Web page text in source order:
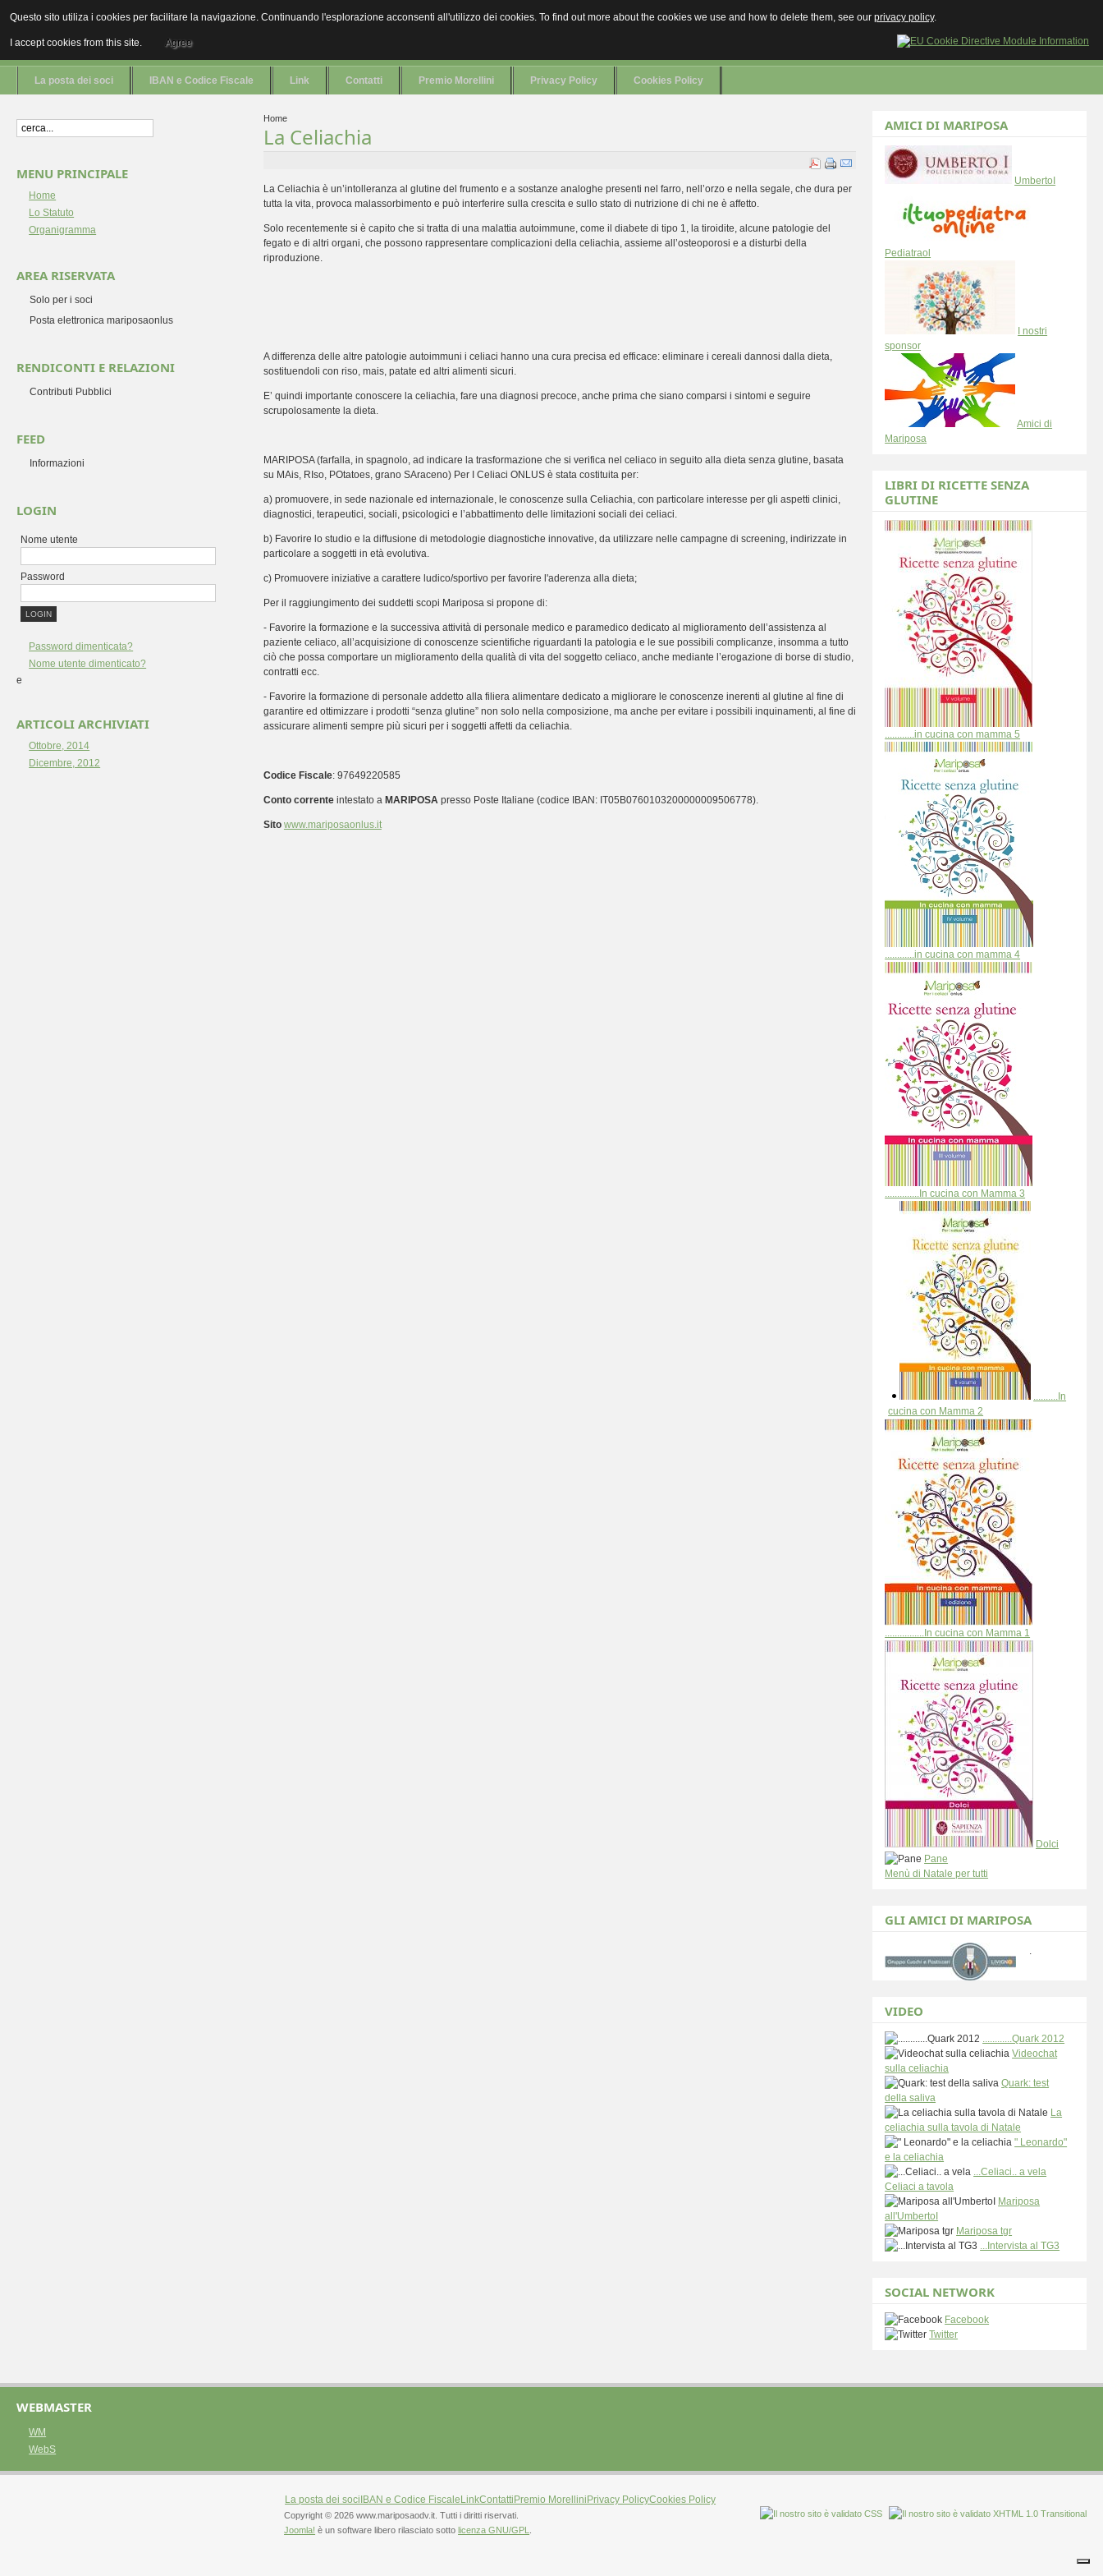
CONOSCERE LA CELIACHIA
Sani senza il glutine
La posta dei soci IBAN e Codice Fiscale Link Contatti Premio Morellini Privacy Policy Cookies Policy
Home
La Celiachia
La Celiachia è un’intolleranza al glutine del frumento e a sostanze analoghe presenti nel farro, nell’orzo e nella segale, che dura per
tutta la vita, provoca malassorbimento e può interferire sulla crescita e sullo stato di nutrizione di chi ne è affetto.
Solo recentemente si è capito che si tratta di una malattia autoimmune, come il diabete di tipo 1, la tiroidite, alcune patologie del
fegato e di altri organi, che possono rappresentare complicazioni della celiachia, assieme all’osteoporosi e a disturbi della
riproduzione.
A differenza delle altre patologie autoimmuni i celiaci hanno una cura precisa ed efficace: eliminare i cereali dannosi dalla dieta,
sostituendoli con riso, mais, patate ed altri alimenti sicuri.
E’ quindi importante conoscere la celiachia, fare una diagnosi precoce, anche prima che siano comparsi i sintomi e seguire
scrupolosamente la dieta.
MARIPOSA (farfalla, in spagnolo, ad indicare la trasformazione che si verifica nel celiaco in seguito alla dieta senza glutine, basata
su MAis, RIso, POtatoes, grano SAraceno) Per I Celiaci ONLUS è stata costituita per:
a) promuovere, in sede nazionale ed internazionale, le conoscenze sulla Celiachia, con particolare interesse per gli aspetti clinici,
diagnostici, terapeutici, sociali, psicologici e l’abbattimento delle limitazioni sociali dei celiaci.
b) Favorire lo studio e la diffusione di metodologie diagnostiche innovative, da utilizzare nelle campagne di screening, indirizzate in
particolare a soggetti in età evolutiva.
c) Promuovere iniziative a carattere ludico/sportivo per favorire l'aderenza alla dieta;
Per il raggiungimento dei suddetti scopi Mariposa si propone di:
- Favorire la formazione e la successiva attività di personale medico e paramedico dedicato al miglioramento dell’assistenza al
paziente celiaco, all’acquisizione di conoscenze scientifiche riguardanti la patologia e le sue possibili complicanze, insomma a tutto
ciò che possa comportare un miglioramento della qualità di vita del soggetto celiaco, anche mediante l’erogazione di borse di studio,
contratti ecc.
- Favorire la formazione di personale addetto alla filiera alimentare dedicato a migliorare le conoscenze inerenti al glutine al fine di
garantire ed ottimizzare i prodotti “senza glutine” non solo nella composizione, ma anche per evitare i possibili inquinamenti, al fine di
assicurare alimenti sempre più sicuri per i soggetti affetti da celiachia.
Codice Fiscale: 97649220585
Conto correnteintestato a MARIPOSApresso Poste Italiane (codice IBAN: IT05B0760103200000009506778).
Sito www.mariposaonlus.it
MENU PRINCIPALE
Home
Lo Statuto
Organigramma
AREA RISERVATA
Solo per i soci
Posta elettronica mariposaonlus
RENDICONTI E RELAZIONI
Contributi Pubblici
FEED
Informazioni
LOGIN
Nome utente
Password
Password dimenticata?
Nome utente dimenticato?
e
ARTICOLI ARCHIVIATI
Ottobre, 2014
Dicembre, 2012
AMICI DI MARIPOSA
UmbertoI
Pediatraol
I nostri
sponsor
Amici di
Mariposa
LIBRI DI RICETTE SENZA
GLUTINE
............in cucina con mamma 5
............in cucina con mamma 4
..............In cucina con Mamma 3
..........In
cucina con Mamma 2
................In cucina con Mamma 1
Dolci
Pane
Menù di Natale per tutti
GLI AMICI DI MARIPOSA
.
VIDEO
............Quark 2012
Videochat
sulla celiachia
Quark: test
della saliva
La
celiachia sulla tavola di Natale
" Leonardo"
e la celiachia
...Celiaci.. a vela
Celiaci a tavola
Mariposa
all'UmbertoI
Mariposa tgr
...Intervista al TG3
SOCIAL NETWORK
Facebook
Twitter
WEBMASTER
WM
WebS
La posta dei soci IBAN e Codice Fiscale LinkContatti Premio Morellini Privacy PolicyCookies Policy
Copyright © 2026 www.mariposaodv.it. Tutti i diritti riservati.
Joomla! è un software libero rilasciato sottolicenza GNU/GPL
Questo sito utiliza i cookies per facilitare la navigazione. Continuando l'esplorazione acconsenti all'utilizzo dei cookies. To find out more about the cookies we use and how to delete them, see our privacy policy.
I accept cookies from this site. Agree